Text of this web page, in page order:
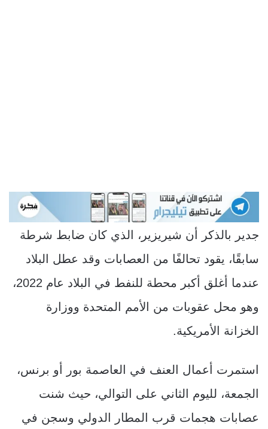
جدير بالذكر أن شيريزير، الذي كان ضابط شرطة
سابقًا، يقود تحالفًا من العصابات وقد عطل البلاد
عندما أغلق أكبر محطة للنفط في البلاد عام 2022،
وهو محل عقوبات من الأمم المتحدة ووزارة
الخزانة الأمريكية.
استمرت أعمال العنف في العاصمة بور أو برنس،
الجمعة، لليوم الثاني على التوالي، حيث شنت
عصابات هجمات قرب المطار الدولي وسجن في